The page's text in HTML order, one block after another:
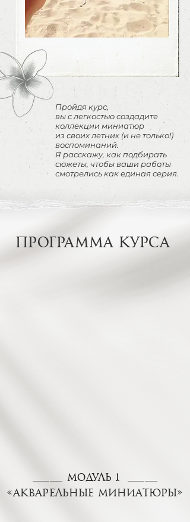
Пройдя курс,
вы с легкостью создадите
коллекции миниатюр
из своих летних (и не только!)
воспоминаний.
Я расскажу, как подбирать
сюжеты, чтобы ваши работы
смотрелись как единая серия.
программа курса
_______Модуль 1
«Акварельные миниатюры»